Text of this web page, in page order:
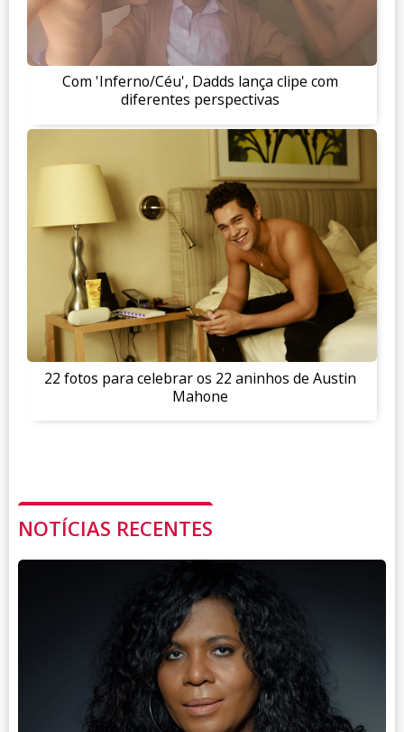
Com 'Inferno/Céu', Dadds lança clipe com
diferentes perspectivas
22 fotos para celebrar os 22 aninhos de Austin
Mahone
NOTÍCIAS RECENTES